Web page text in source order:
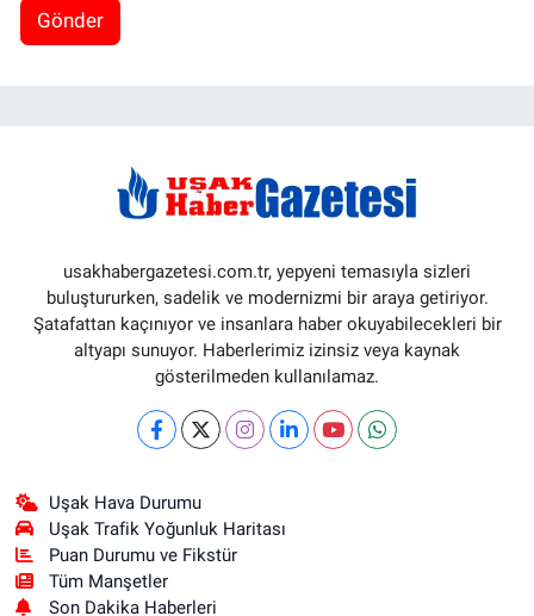
Gönder
usakhabergazetesi.com.tr, yepyeni temasıyla sizleri
buluştururken, sadelik ve modernizmi bir araya getiriyor.
Şatafattan kaçınıyor ve insanlara haber okuyabilecekleri bir
altyapı sunuyor. Haberlerimiz izinsiz veya kaynak
gösterilmeden kullanılamaz.
Uşak Hava Durumu
Uşak Trafik Yoğunluk Haritası
Puan Durumu ve Fikstür
Tüm Manşetler
Son Dakika Haberleri